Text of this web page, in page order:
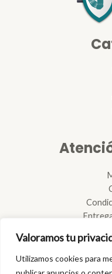
Valoramos tu
Utilizamos cookies para